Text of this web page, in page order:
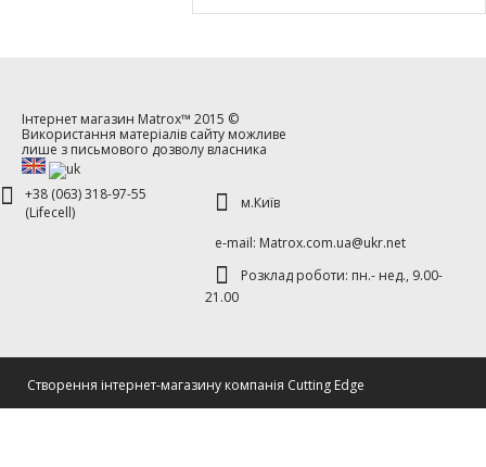
Інтернет магазин Matrox™ 2015 ©
Використання матеріалів сайту можливе
лише з письмового дозволу власника
+38 (063) 318-97-55
(Lifecell)
м.Київ
е-mаil: Matrox.com.ua@ukr.net
Розклад роботи: пн.- нед., 9.00-
21.00
Cтворення інтернет-магазину компанія Cutting Edge